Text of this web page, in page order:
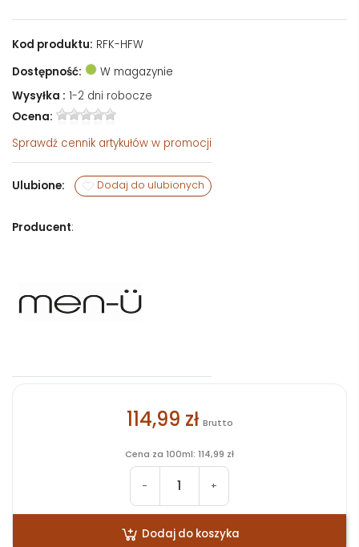
Kod produktu: RFK-HFW
Dostępność:
W magazynie
Wysyłka : 1-2 dni robocze
Ocena:
Sprawdź cennik artykułów w promocji
Ulubione: Dodaj do ulubionych
Producent:
114,99 zł Brutto
Cena za 100ml: 114,99 zł
- +
Dodaj do koszyka